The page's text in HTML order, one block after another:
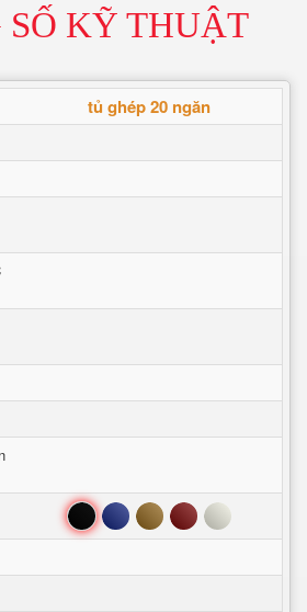
SỐ KỸ THUẬT
tủ ghép 20 ngăn
Đen Xanh Nâu Đỏ Trắng